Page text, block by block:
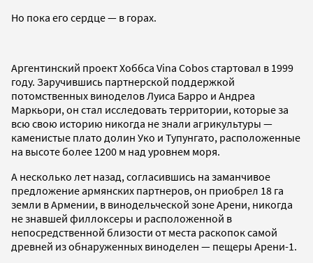
Но пока его сердце — в горах.
Аргентинский проект Хоббса Vina Cobos стартовал в 1999
году. Заручившись партнерской поддержкой
потомственных виноделов Луиса Барро и Андреа
Маркьори, он стал исследовать территории, которые за
всю свою историю никогда не знали агрикультуры —
каменистые плато долин Уко и Тупунгато, расположенные
на высоте более 1200 м над уровнем моря.
А несколько лет назад, согласившись на заманчивое
предложение армянских партнеров, он приобрел 18 га
земли в Армении, в винодельческой зоне Арени, никогда
не знавшей филлоксеры и расположенной в
непосредственной близости от места раскопок самой
древней из обнаруженных виноделен — пещеры Арени-1.